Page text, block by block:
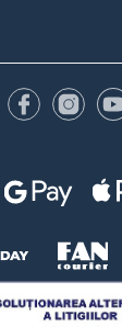
Facebook